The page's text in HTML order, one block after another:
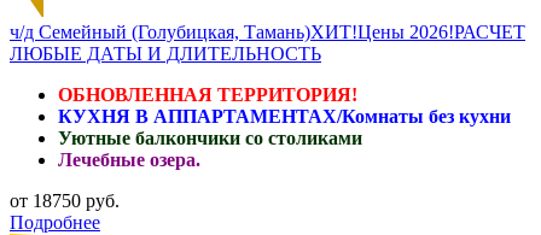
ч/д Семейный (Голубицкая, Тамань)ХИТ!Цены 2026!РАСЧЕТ
ЛЮБЫЕ ДАТЫ И ДЛИТЕЛЬНОСТЬ
ОБНОВЛЕННАЯ ТЕРРИТОРИЯ!
КУХНЯ В АППАРТАМЕНТАХ/Комнаты без кухни
Уютные балкончики со столиками
Лечебные озера.
от 18750 руб.
Подробнее